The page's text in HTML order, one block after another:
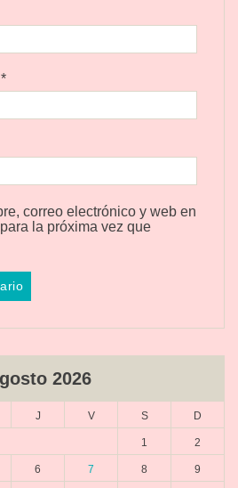
*
correo electrónico y web en
la próxima vez que
2026
J V S D
1 2
6 7 8 9